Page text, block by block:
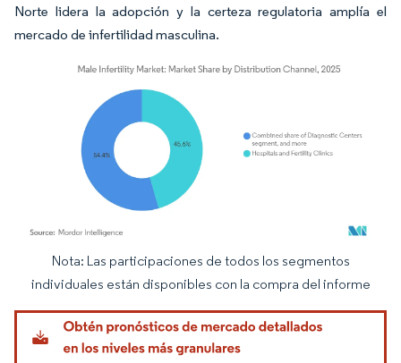
Norte lidera la adopción y la certeza regulatoria amplía el
mercado de infertilidad masculina.
Imagen © Mordor Intelligence. El uso requiere atribución según CC BY 4.0.
Nota: Las participaciones de todos los segmentos
individuales están disponibles con la compra del informe